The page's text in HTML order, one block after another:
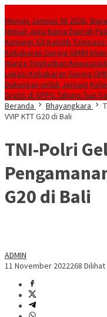
Menuju Jamnas XII 2026,
Minsel Jaga Nama Daerah
Kunjungi SD Katolik
Kebakaran Gereja GMIM
Warga Tingkatkan
Lokasi Kebakaran Gereja
Dukungan untuk Jemaat
Gratis di SPPG Tahuna Tuai
Beranda
Bhayangkara
VVIP KTT G20 di Bali
TNI-Polri
G20 di Bali
ADMIN
11 November 2022268 Dilihat